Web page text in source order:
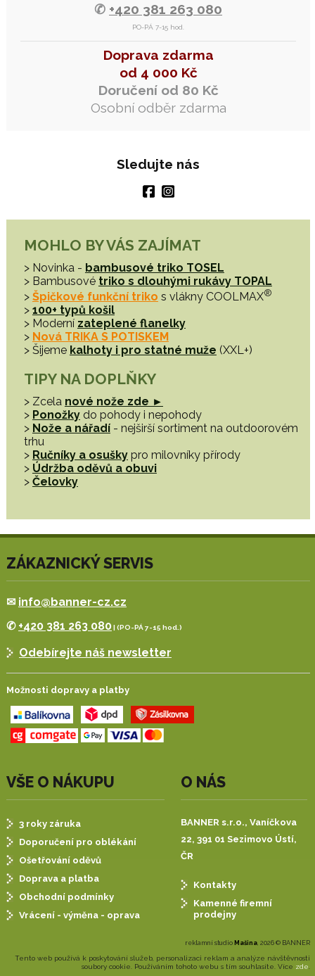
✆ +420 381 263 080
PO-PÁ 7-15 hod.
Doprava zdarma
od 4 000 Kč
Doručení od 80 Kč
Osobní odběr zdarma
Sledujte nás
MOHLO BY VÁS ZAJÍMAT
> Novinka - bambusové triko TOSEL
> Bambusové triko s dlouhými rukávy TOPAL
> Špičkové funkční triko s vlákny COOLMAX®
> 100+ typů košil
> Moderní zateplené flanelky
> Nová TRIKA S POTISKEM
> Šijeme kalhoty i pro statné muže (XXL+)
TIPY NA DOPLŇKY
> Zcela nové nože zde ►
> Ponožkydo pohody i nepohody
> Nože a nářadí- nejširší sortiment na outdoorovém
trhu
> Ručníky a osušky pro milovníky přírody
> Údržba oděvů a obuvi
> Čelovky
ZÁKAZNICKÝ SERVIS
✉ info@banner-cz.cz
✆ +420 381 263 080| (PO-PÁ 7-15 hod.)
Odebírejte náš newsletter
Možnosti dopravy a platby
VŠE O NÁKUPU
3 roky záruka
Doporučení pro oblékání
Ošetřování oděvů
Doprava a platba
Obchodní podmínky
Vrácení - výměna - oprava
O NÁS
BANNER s.r.o., Vaníčkova
22, 391 01 Sezimovo Ústí,
ČR
Kontakty
Kamenné firemní
prodejny
reklamní studio Mašina, 2026 © BANNER
Tento web používá k poskytování služeb, personalizaci reklam a analýze návštěvnosti
soubory cookie. Používáním tohoto webu s tím souhlasíte. Více zde